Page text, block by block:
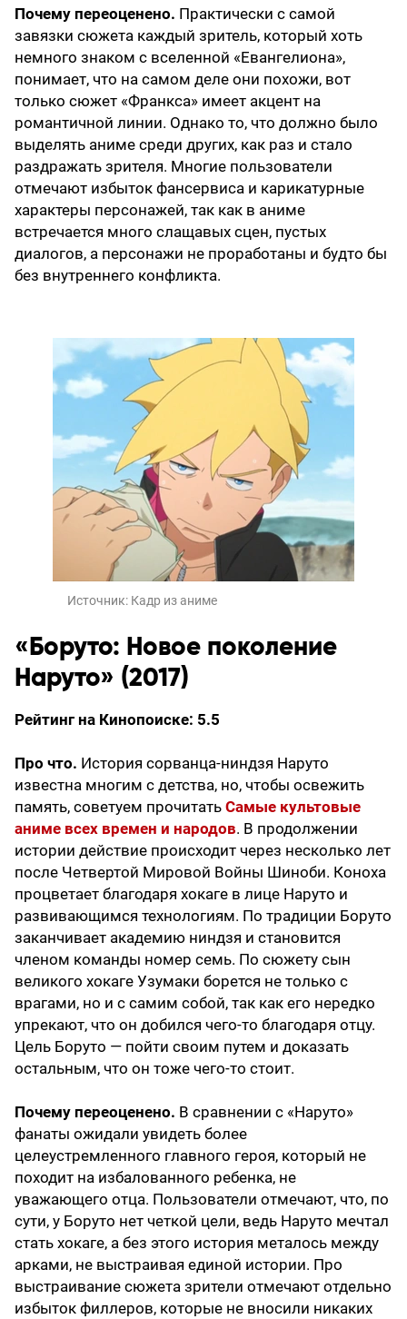
Почему переоценено. Практически с самой
завязки сюжета каждый зритель, который хоть
немного знаком с вселенной «Евангелиона»,
понимает, что на самом деле они похожи, вот
только сюжет «Франкса» имеет акцент на
романтичной линии. Однако то, что должно было
выделять аниме среди других, как раз и стало
раздражать зрителя. Многие пользователи
отмечают избыток фансервиса и карикатурные
характеры персонажей, так как в аниме
встречается много слащавых сцен, пустых
диалогов, а персонажи не проработаны и будто бы
без внутреннего конфликта.
Источник: Кадр из аниме
«Боруто: Новое поколение
Наруто» (2017)
Рейтинг на Кинопоиске: 5.5
Про что. История сорванца-ниндзя Наруто
известна многим с детства, но, чтобы освежить
память, советуем прочитать Самые культовые
аниме всех времен и народов. В продолжении
истории действие происходит через несколько лет
после Четвертой Мировой Войны Шиноби. Коноха
процветает благодаря хокаге в лице Наруто и
развивающимся технологиям. По традиции Боруто
заканчивает академию ниндзя и становится
членом команды номер семь. По сюжету сын
великого хокаге Узумаки борется не только с
врагами, но и с самим собой, так как его нередко
упрекают, что он добился чего-то благодаря отцу.
Цель Боруто — пойти своим путем и доказать
остальным, что он тоже чего-то стоит.
Почему переоценено. В сравнении с «Наруто»
фанаты ожидали увидеть более
целеустремленного главного героя, который не
походит на избалованного ребенка, не
уважающего отца. Пользователи отмечают, что, по
сути, у Боруто нет четкой цели, ведь Наруто мечтал
стать хокаге, а без этого история металось между
арками, не выстраивая единой истории. Про
выстраивание сюжета зрители отмечают отдельно
избыток филлеров, которые не вносили никаких